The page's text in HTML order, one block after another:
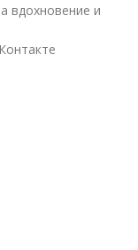
вдохновение и